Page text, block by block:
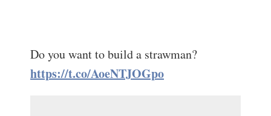
Do you want to build a strawman?
https://t.co/AoeNTJOGpo